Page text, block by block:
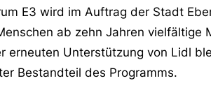
E3 wird im Auftrag der Stadt
ab zehn Jahren vielfältige
erneuten Unterstützung von Lidl
Bestandteil des Programms.